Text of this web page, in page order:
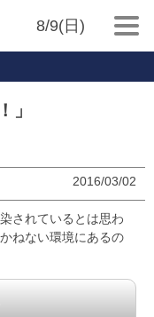
8/9(日)
！」
2016/03/02
されているとは思わ
ねない環境にあるの